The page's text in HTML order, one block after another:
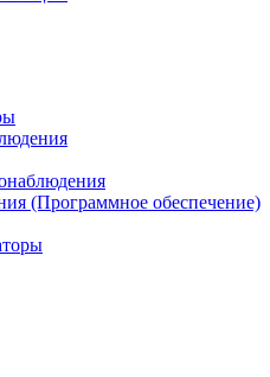
(Программное обеспечение)